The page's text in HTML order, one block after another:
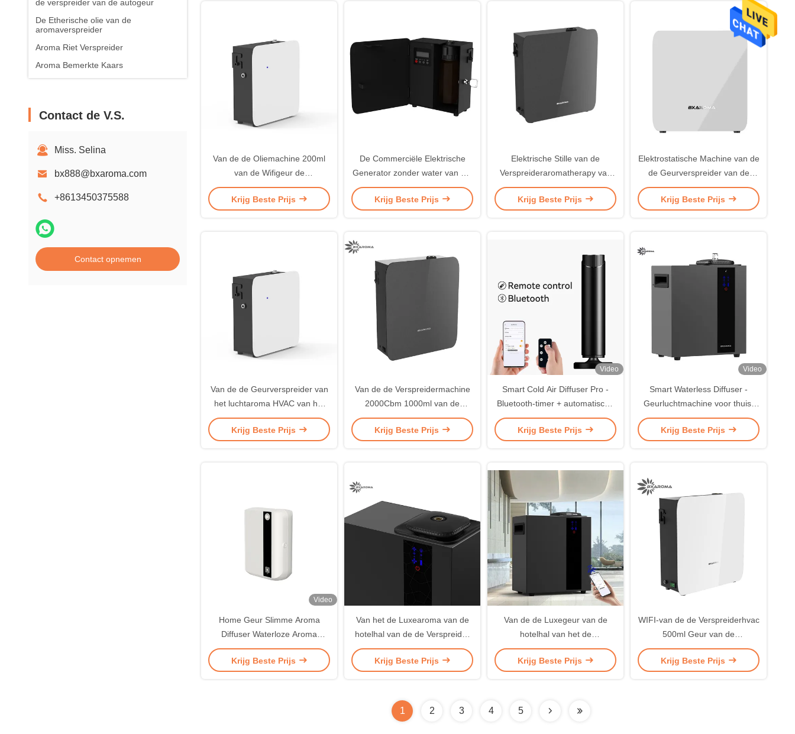
de verspreider van de autogeur
De Etherische olie van de
aromaverspreider
Aroma Riet Verspreider
Aroma Bemerkte Kaars
Contact de V.S.
Miss. Selina
bx888@bxaroma.com
+8613450375588
Contact opnemen
Van de de Oliemachine 200ml
van de Wifigeur de
Geurverspreider Zonder water
Aromatherapy
Krijg Beste Prijs
De Commerciële Elektrische
Generator zonder water van het
de Machine300m2 Ozon van de
Geurverspreider
Krijg Beste Prijs
Elektrische Stille van de
Verspreideraromatherapy van
de Aromageur het Metaalzwarte
Krijg Beste Prijs
Elektrostatische Machine van de
de Geurverspreider van de
aromaverstuiver de Elektrische
Krijg Beste Prijs
Van de de Geurverspreider van
het luchtaroma HVAC van het
de Douanehotel de Machine van
de de Halgeur
Krijg Beste Prijs
Van de de Verspreidermachine
2000Cbm 1000ml van de
X2000hvac Geur van de de
Luchtverfrissing de
Krijg Beste Prijs
Video
Smart Cold Air Diffuser Pro -
Bluetooth-timer + automatische
afsluiting voor kinderveilige
aromatherapie in huizen / hotels
Krijg Beste Prijs
Video
Smart Waterless Diffuser -
Geurluchtmachine voor thuis-
en commercieel gebruik,
bestrijkt 16000 vierkante voet,
Bluetooth control, metaal, zwart
Krijg Beste Prijs
Video
Home Geur Slimme Aroma
Diffuser Waterloze Aroma
Diffuser Grote Hotel Diffuser
Krijg Beste Prijs
Van het de Luxearoma van de
hotelhal van de de Verspreider
Automatische HVAC Geur de
Luchtmachine
Krijg Beste Prijs
Van de de Luxegeur van de
hotelhal van het de
Verspreiderhvac Aroma de
Machine van de de Geurgeur
Krijg Beste Prijs
WIFI-van de de Verspreiderhvac
500ml Geur van de
Geurmachine de
Olieverspreider
Krijg Beste Prijs
1 2 3 4 5